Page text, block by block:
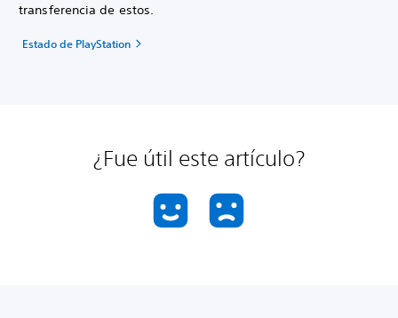
transferencia de estos.
Estado de PlayStation
¿Fue útil este artículo?